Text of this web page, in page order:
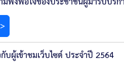
บจ.สุพรรณบุรี
ภา อบจ.สุพรรณบุรี
บผู้เข้าชมเว็บไซต์ ประจำปี 2564